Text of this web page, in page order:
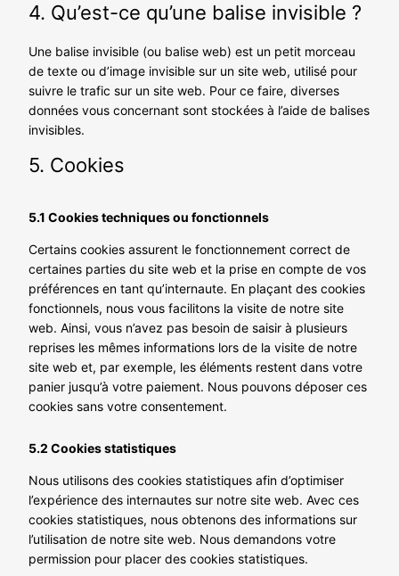
4. Qu’est-ce qu’une balise invisible ?
Une balise invisible (ou balise web) est un petit morceau
de texte ou d’image invisible sur un site web, utilisé pour
suivre le trafic sur un site web. Pour ce faire, diverses
données vous concernant sont stockées à l’aide de balises
invisibles.
5. Cookies
5.1 Cookies techniques ou fonctionnels
Certains cookies assurent le fonctionnement correct de
certaines parties du site web et la prise en compte de vos
préférences en tant qu’internaute. En plaçant des cookies
fonctionnels, nous vous facilitons la visite de notre site
web. Ainsi, vous n’avez pas besoin de saisir à plusieurs
reprises les mêmes informations lors de la visite de notre
site web et, par exemple, les éléments restent dans votre
panier jusqu’à votre paiement. Nous pouvons déposer ces
cookies sans votre consentement.
5.2 Cookies statistiques
Nous utilisons des cookies statistiques afin d’optimiser
l’expérience des internautes sur notre site web. Avec ces
cookies statistiques, nous obtenons des informations sur
l’utilisation de notre site web. Nous demandons votre
permission pour placer des cookies statistiques.